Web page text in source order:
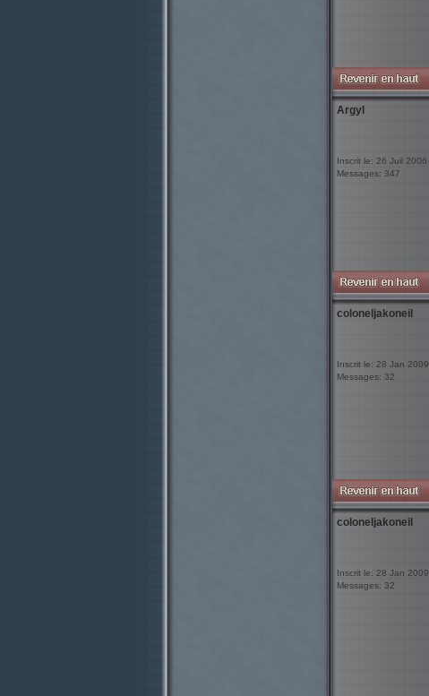
Argyl
Inscrit le: 26 Juil 2006
Messages: 347
coloneljakoneil
Inscrit le: 28 Jan 2009
Messages: 32
coloneljakoneil
Inscrit le: 28 Jan 2009
Messages: 32